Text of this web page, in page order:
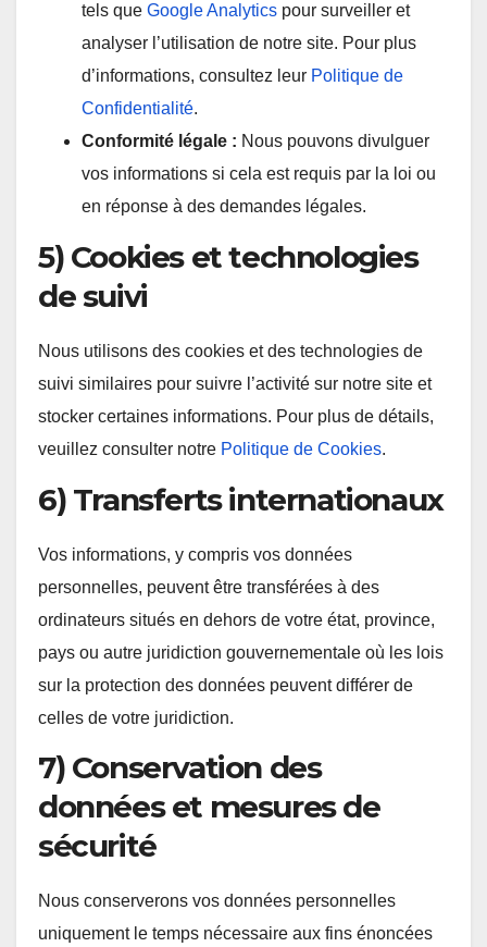
tels que Google Analytics pour surveiller et
analyser l’utilisation de notre site. Pour plus
d’informations, consultez leur Politique de
Confidentialité.
Conformité légale : Nous pouvons divulguer
vos informations si cela est requis par la loi ou
en réponse à des demandes légales.
5) Cookies et technologies
de suivi
Nous utilisons des cookies et des technologies de
suivi similaires pour suivre l’activité sur notre site et
stocker certaines informations. Pour plus de détails,
veuillez consulter notre Politique de Cookies.
6) Transferts internationaux
Vos informations, y compris vos données
personnelles, peuvent être transférées à des
ordinateurs situés en dehors de votre état, province,
pays ou autre juridiction gouvernementale où les lois
sur la protection des données peuvent différer de
celles de votre juridiction.
7) Conservation des
données et mesures de
sécurité
Nous conserverons vos données personnelles
uniquement le temps nécessaire aux fins énoncées